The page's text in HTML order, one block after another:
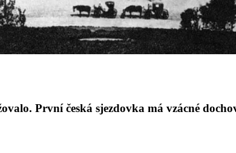
První česká sjezdovka má vzácné